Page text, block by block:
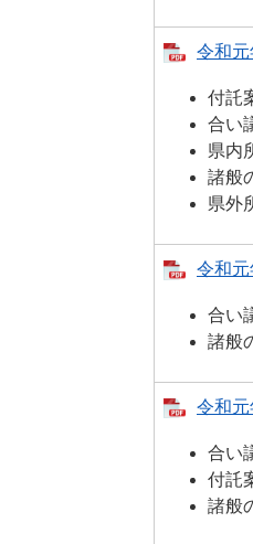
令和
付託
合い
県内
諸般
県外
令和
合い
諸般
令和
合い
付託
諸般